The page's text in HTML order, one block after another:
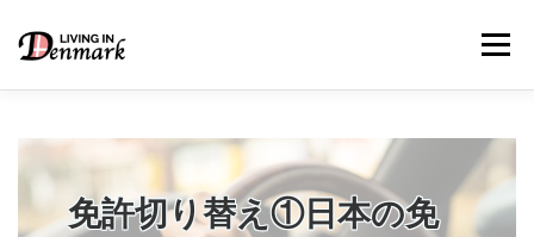
メニュー
LIFE TIPS – 生活便利帳 FOOD – ごはん事情
免許切り替え①日本の免